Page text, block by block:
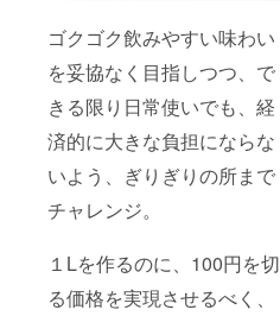
ゴクゴク飲みやすい味わい
を妥協なく目指しつつ、で
きる限り日常使いでも、経
済的に大きな負担にならな
いよう、ぎりぎりの所まで
チャレンジ。
１Lを作るのに、100円を切
る価格を実現させるべく、